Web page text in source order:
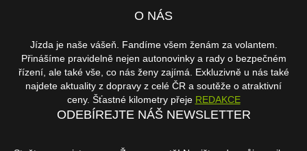
O NÁS
Jízda je naše vášeň. Fandíme všem ženám za volantem.
Přinášíme pravidelně nejen autonovinky a rady o bezpečném
řízení, ale také vše, co nás ženy zajímá. Exkluzivně u nás také
najdete aktuality z dopravy z celé ČR a soutěže o atraktivní
ceny. Šťastné kilometry přeje REDAKCE
ODEBÍREJTE NÁŠ NEWSLETTER